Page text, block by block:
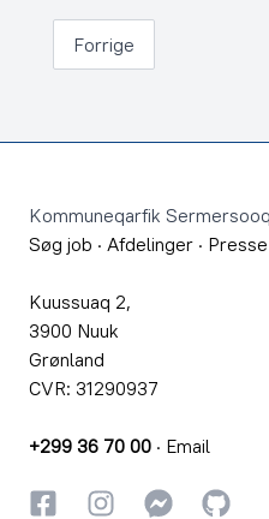
Forrige
Kommuneqarfik Sermersooq
Søg job · Afdelinger ·
Kuussuaq 2,
3900 Nuuk
Grønland
CVR: 31290937
+299 36 70 00 · Email
FacebookInstagramInstagram
GitHub